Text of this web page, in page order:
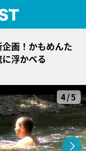
企画！かもめんた
浮かべる
4/5